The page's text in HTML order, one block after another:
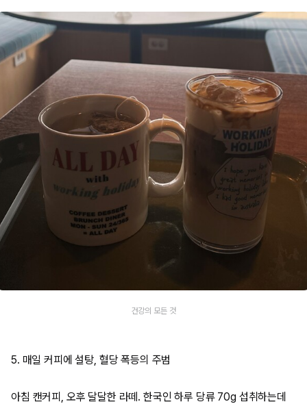
건강의 모든 것
5. 매일 커피에 설탕, 혈당 폭등의 주범
아침 캔커피, 오후 달달한 라떼. 한국인 하루 당류 70g 섭취하는데